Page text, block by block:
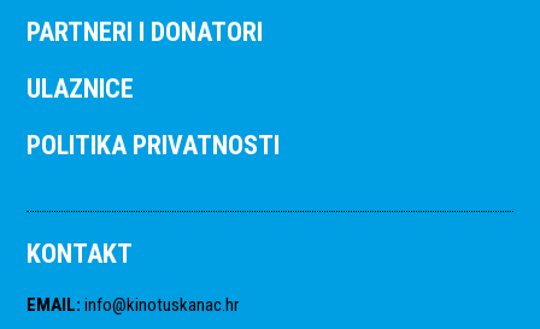
PARTNERI I DONATORI
ULAZNICE
POLITIKA PRIVATNOSTI
KONTAKT
EMAIL: info@kinotuskanac.hr